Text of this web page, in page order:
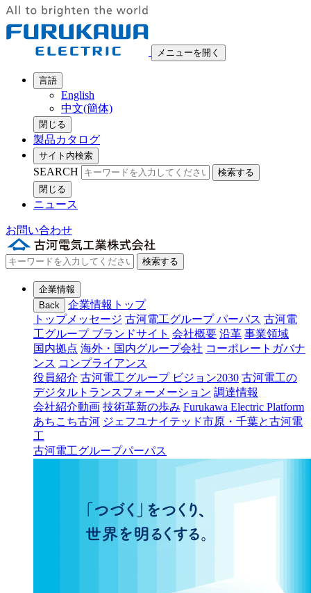
メニューを開く
言語
English
中文(簡体)
閉じる
製品カタログ
サイト内検索
SEARCH
検索する
閉じる
ニュース
お問い合わせ
検索する
企業情報
Back
企業情報トップ
トップメッセージ 古河電工グループ パーパス 古河電
工グループ ブランドサイト 会社概要 沿革 事業領域
国内拠点 海外・国内グループ会社 コーポレートガバナ
ンス コンプライアンス
役員紹介 古河電工グループ ビジョン2030 古河電工の
デジタルトランスフォーメーション 調達情報
会社紹介動画 技術革新の歩み Furukawa Electric Platform
あちこち古河 ジェフユナイテッド市原・千葉と古河電
工
古河電工グループパーパス